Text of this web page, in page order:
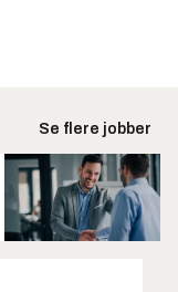
Se flere jobber